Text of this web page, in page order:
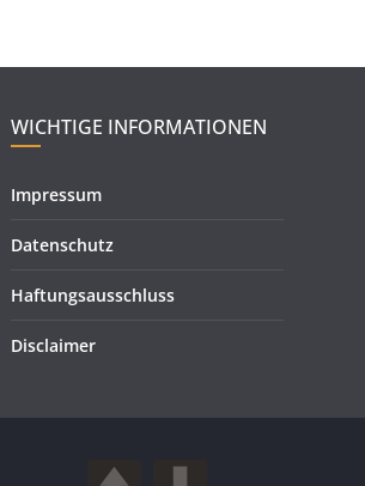
WICHTIGE INFORMATIONEN
Impressum
Datenschutz
Haftungsausschluss
Disclaimer